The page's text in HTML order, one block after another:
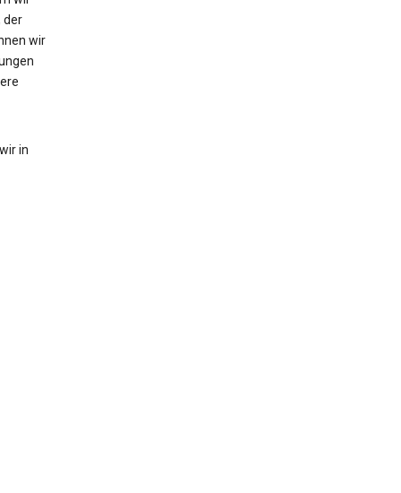
der
wir
in